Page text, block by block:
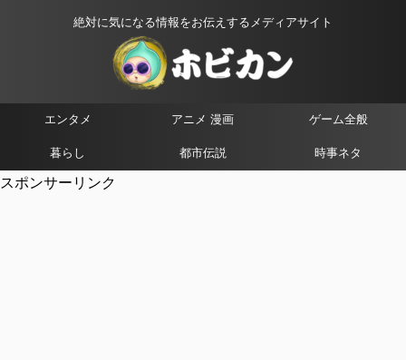
絶対に気になる情報をお伝えするメディアサイト
エンタメ アニメ 漫画 ゲーム全般
暮らし 都市伝説 時事ネタ
スポンサーリンク